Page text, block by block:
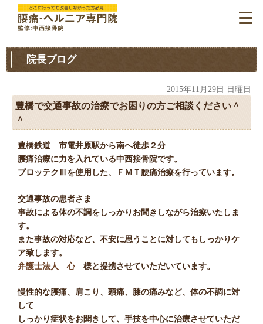
院長ブログ
2015年11月29日 日曜日
豊橋で交通事故の治療でお困りの方ご相談ください＾
＾
豊橋鉄道 市電井原駅から南へ徒歩２分
腰痛治療に力を入れている中西接骨院です。
プロッテクⅢを使用した、ＦＭＴ腰痛治療を行っています。
交通事故の患者さま
事故による体の不調をしっかりお聞きしながら治療いたしま
す。
また事故の対応など、不安に思うことに対してもしっかりケ
ア致します。
弁護士法人 心様と提携させていただいています。
慢性的な腰痛、肩こり、頭痛、膝の痛みなど、体の不調に対
して
しっかり症状をお聞きして、手技を中心に治療させていただ